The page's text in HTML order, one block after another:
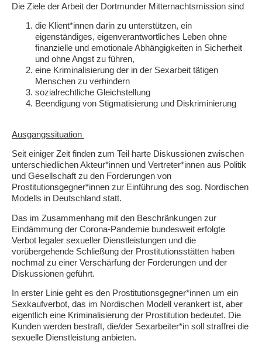
Die Ziele der Arbeit der Dortmunder Mitternachtsmission sind
die Klient*innen darin zu unterstützen, ein
eigenständiges, eigenverantwortliches Leben ohne
finanzielle und emotionale Abhängigkeiten in Sicherheit
und ohne Angst zu führen,
eine Kriminalisierung der in der Sexarbeit tätigen
Menschen zu verhindern
sozialrechtliche Gleichstellung
Beendigung von Stigmatisierung und Diskriminierung
Ausgangssituation
Seit einiger Zeit finden zum Teil harte Diskussionen zwischen
unterschiedlichen Akteur*innen und Vertreter*innen aus Politik
und Gesellschaft zu den Forderungen von
Prostitutionsgegner*innen zur Einführung des sog. Nordischen
Modells in Deutschland statt.
Das im Zusammenhang mit den Beschränkungen zur
Eindämmung der Corona-Pandemie bundesweit erfolgte
Verbot legaler sexueller Dienstleistungen und die
vorübergehende Schließung der Prostitutionsstätten haben
nochmal zu einer Verschärfung der Forderungen und der
Diskussionen geführt.
In erster Linie geht es den Prostitutionsgegner*innen um ein
Sexkaufverbot, das im Nordischen Modell verankert ist, aber
eigentlich eine Kriminalisierung der Prostitution bedeutet. Die
Kunden werden bestraft, die/der Sexarbeiter*in soll straffrei die
sexuelle Dienstleistung anbieten.